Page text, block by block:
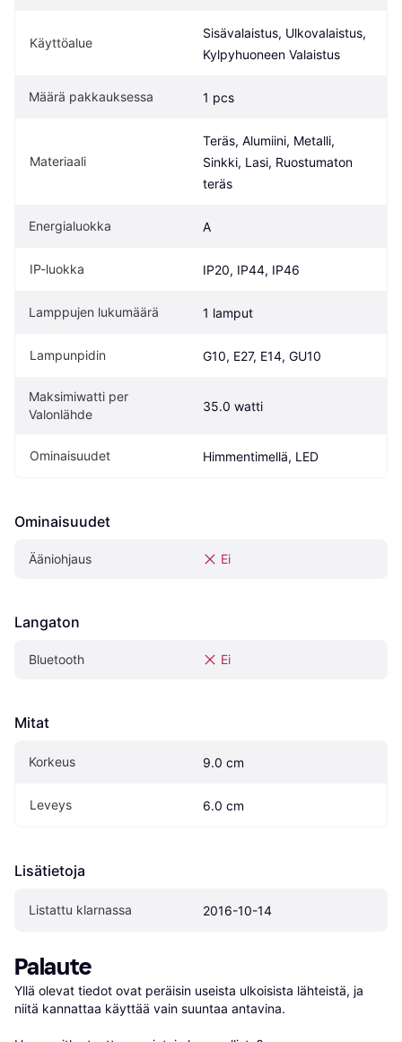
Käyttöalue
Sisävalaistus, Ulkovalaistus,
Kylpyhuoneen Valaistus
Määrä pakkauksessa 1 pcs
Materiaali
Teräs, Alumiini, Metalli,
Sinkki, Lasi, Ruostumaton
teräs
Energialuokka A
IP-luokka IP20, IP44, IP46
Lamppujen lukumäärä 1 lamput
Lampunpidin G10, E27, E14, GU10
Maksimiwatti per
Valonlähde
35.0 watti
Ominaisuudet Himmentimellä, LED
Ominaisuudet
Ääniohjaus Ei
Langaton
Bluetooth Ei
Mitat
Korkeus 9.0 cm
Leveys 6.0 cm
Lisätietoja
Listattu klarnassa 2016-10-14
Palaute
Yllä olevat tiedot ovat peräisin useista ulkoisista lähteistä, ja
niitä kannattaa käyttää vain suuntaa antavina.